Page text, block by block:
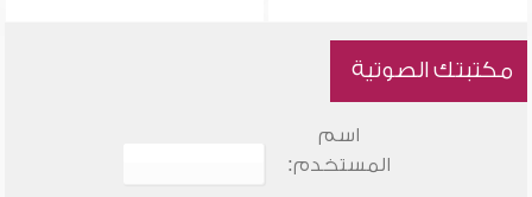
مكتبتك الصوتية
اسم
المستخدم: